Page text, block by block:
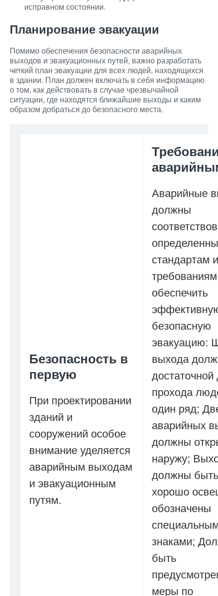
исправном состоянии.
Планирование эвакуации
Помимо обеспечения безопасности аварийных
выходов и эвакуационных путей, важно разработать
четкий план эвакуации для всех людей, находящихся
в здании. План должен включать в себя информацию
о том, как действовать в случае чрезвычайной
ситуации, где находятся ближайшие выходы и каким
образом добраться до безопасного места.
Безопасность в
первую
При проектировании
зданий и
сооружений особое
внимание уделяется
аварийным выходам
и эвакуационным
путям.
Аварийные
должны
стандартам и
обеспечить
безопасную
эвакуацию:
выхода
достаточной
прохода
один ряд;
аварийных
должны
наружу;
должны быть
хорошо
обозначены
знаками;
быть
меры по